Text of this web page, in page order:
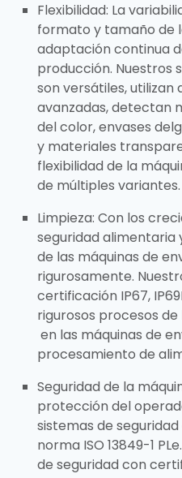
Flexibilidad: La
formato y tamaño de
adaptación continua
producción. Nuestros
son versátiles,
avanzadas, detectan
del color, envases
y materiales
flexibilidad de la
de múltiples variantes.
Limpieza: Con los
seguridad alimentaria
de las máquinas de
rigurosamente.
certificación IP67,
rigurosos procesos
en las máquinas de
procesamiento de
Seguridad de la
protección del
sistemas de
norma ISO 13849-1
de seguridad con